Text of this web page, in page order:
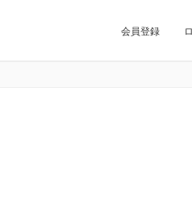
会員登録